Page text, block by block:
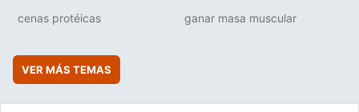
cenas protéicas ganar masa muscular
VER MÁS TEMAS